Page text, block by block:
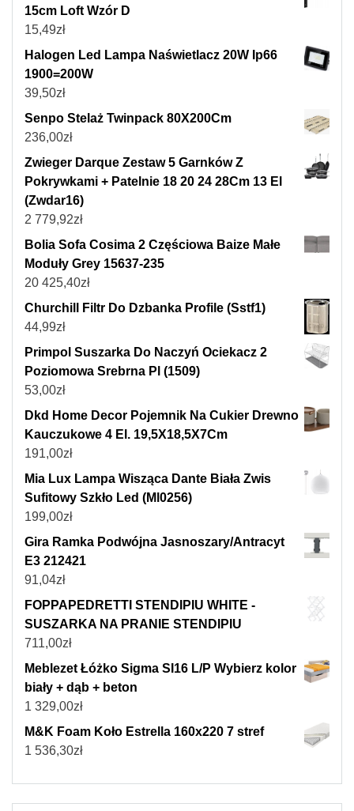
15cm Loft Wzór D
15,49zł
Halogen Led Lampa Naświetlacz 20W Ip66
1900=200W
39,50zł
Senpo Stelaż Twinpack 80X200Cm
236,00zł
Zwieger Darque Zestaw 5 Garnków Z
Pokrywkami + Patelnie 18 20 24 28Cm 13 El
(Zwdar16)
2 779,92zł
Bolia Sofa Cosima 2 Częściowa Baize Małe
Moduły Grey 15637-235
20 425,40zł
Churchill Filtr Do Dzbanka Profile (Sstf1)
44,99zł
Primpol Suszarka Do Naczyń Ociekacz 2
Poziomowa Srebrna Pl (1509)
53,00zł
Dkd Home Decor Pojemnik Na Cukier Drewno
Kauczukowe 4 El. 19,5X18,5X7Cm
191,00zł
Mia Lux Lampa Wisząca Dante Biała Zwis
Sufitowy Szkło Led (Ml0256)
199,00zł
Gira Ramka Podwójna Jasnoszary/Antracyt
E3 212421
91,04zł
FOPPAPEDRETTI STENDIPIU WHITE -
SUSZARKA NA PRANIE STENDIPIU
711,00zł
Meblezet Łóżko Sigma SI16 L/P Wybierz kolor
biały + dąb + beton
1 329,00zł
M&K Foam Koło Estrella 160x220 7 stref
1 536,30zł